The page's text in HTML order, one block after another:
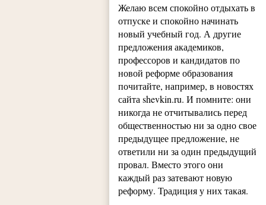
Желаю всем спокойно отдыхать в
отпуске и спокойно начинать
новый учебный год. А другие
предложения академиков,
профессоров и кандидатов по
новой реформе образования
почитайте, например, в новостях
сайта shevkin.ru. И помните: они
никогда не отчитывались перед
общественностью ни за одно свое
предыдущее предложение, не
ответили ни за один предыдущий
провал. Вместо этого они
каждый раз затевают новую
реформу. Традиция у них такая.